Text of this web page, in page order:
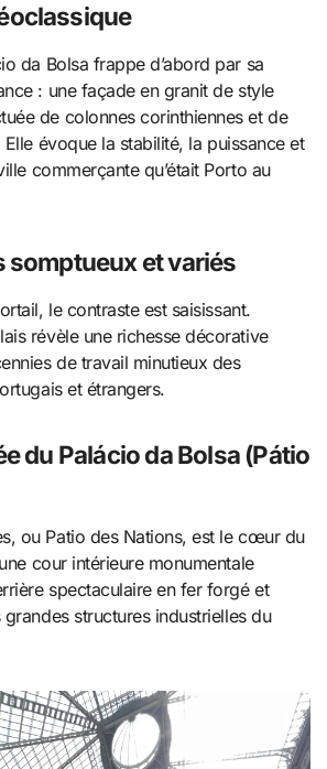
da Bolsa frappe d’abord par sa
: une façade en granit de style
de colonnes corinthiennes et de
évoque la stabilité, la puissance et
commerçante qu’était Porto au
somptueux et variés
le contraste est saisissant.
révèle une richesse décorative
de travail minutieux des
et étrangers.
du Palácio da Bolsa (Pátio
ou Patio des Nations, est le cœur du
cour intérieure monumentale
spectaculaire en fer forgé et
structures industrielles du